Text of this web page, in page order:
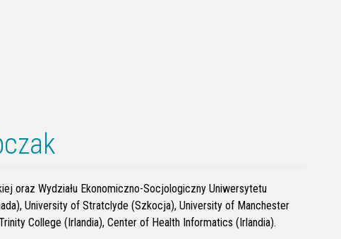
oraz Wydziału Ekonomiczno-Socjologiczny Uniwersytetu
University of Stratclyde (Szkocja), University of Manchester
College (Irlandia), Center of Health Informatics (Irlandia).